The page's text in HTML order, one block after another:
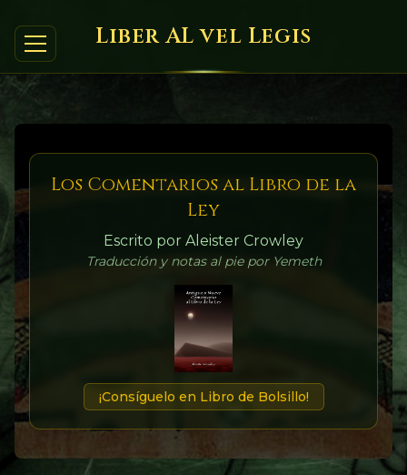
Liber AL vel Legis
Los Comentarios al Libro de la
Ley
Escrito por Aleister Crowley
Traducción y notas al pie por Yemeth
¡Consíguelo en Libro de Bolsillo!